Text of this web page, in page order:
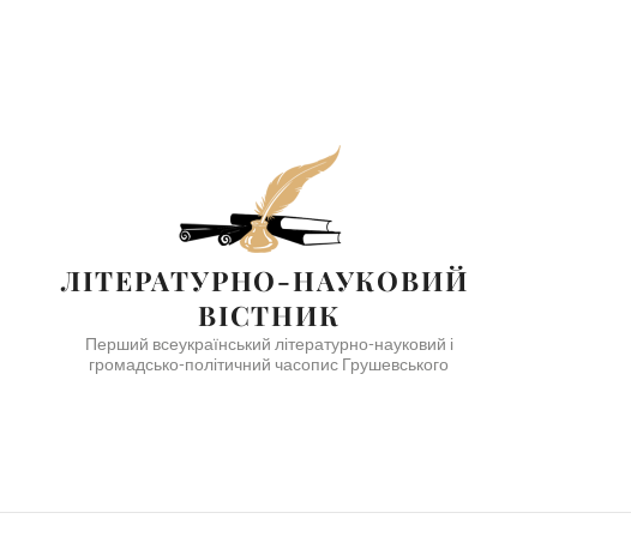
ЛІТЕРАТУРНО-НАУКОВИЙ
ВІСТНИК
Перший всеукраїнський літературно-науковий і
громадсько-політичний часопис Грушевського